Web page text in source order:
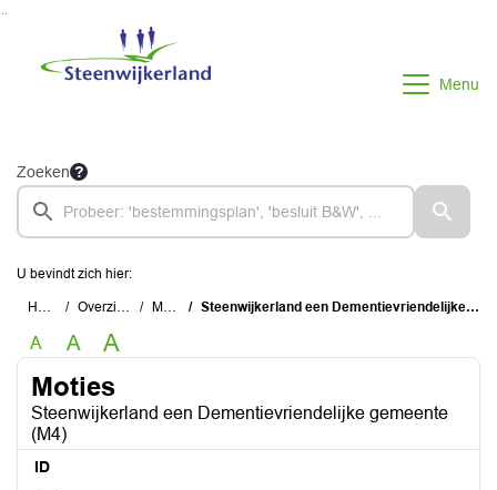
Ga naar de inhoud van deze pagina
Menu
Zoeken
U bevindt zich hier:
Home Overzichten Moties Steenwijkerland een Dementievriendelijke gemeente (M4)
A A A
Moties
Steenwijkerland een Dementievriendelijke gemeente
(M4)
ID